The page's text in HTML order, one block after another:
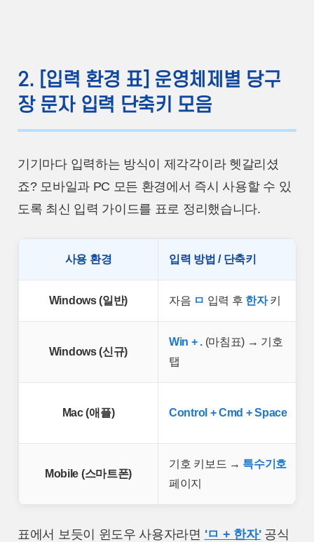
2. [입력 환경 표] 운영체제별 당구
장 문자 입력 단축키 모음
기기마다 입력하는 방식이 제각각이라 헷갈리셨
죠? 모바일과 PC 모든 환경에서 즉시 사용할 수 있
도록 최신 입력 가이드를 표로 정리했습니다.
사용 환경 입력 방법 / 단축키
Windows (일반) 자음 ㅁ 입력 후 한자키
Windows (신규)
Win + .(마침표) → 기호
탭
Mac (애플) Control + Cmd + Space
Mobile (스마트폰)
기호 키보드 → 특수기호
페이지
표에서 보듯이 윈도우 사용자라면 'ㅁ + 한자'공식